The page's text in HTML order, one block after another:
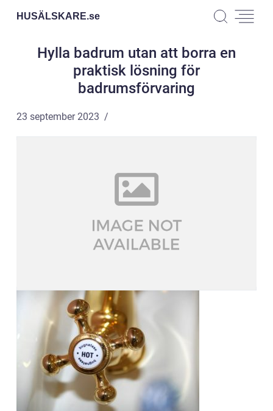
HUSÄLSKARE.se
Hylla badrum utan att borra en
praktisk lösning för
badrumsförvaring
23 september 2023